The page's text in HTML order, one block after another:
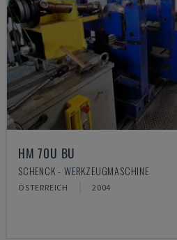
HM 70U BU
SCHENCK - WERKZEUGMASCHINE
ÖSTERREICH 2004